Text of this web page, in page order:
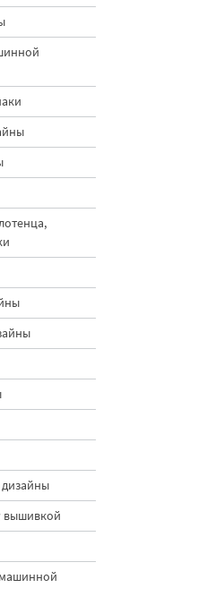
Бордюр с колпаком
машины - 4 размера
и
дизайнов
вышивкой